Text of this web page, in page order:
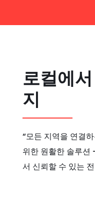
로컬에
지
“모든 지역을 연결
위한 원활한 솔루션
서 신뢰할 수 있는